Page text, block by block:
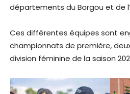
départements du Borgou et de
Ces différentes équipes sont
championnats de première,
division féminine de la saison